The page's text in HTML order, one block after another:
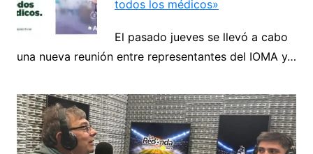
todos los médicos»
El pasado jueves se llevó a cabo
una nueva reunión entre representantes del IOMA y…